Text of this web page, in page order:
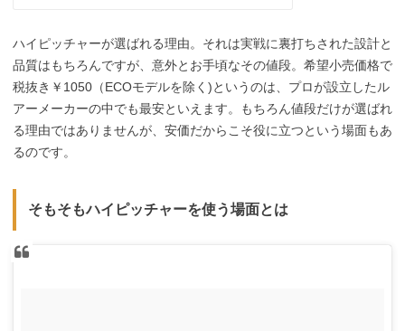
ハイピッチャーが選ばれる理由。それは実戦に裏打ちされた設計と
品質はもちろんですが、意外とお手頃なその値段。希望小売価格で
税抜き￥1050（ECOモデルを除く)というのは、プロが設立したル
アーメーカーの中でも最安といえます。もちろん値段だけが選ばれ
る理由ではありませんが、安価だからこそ役に立つという場面もあ
るのです。
そもそもハイピッチャーを使う場面とは